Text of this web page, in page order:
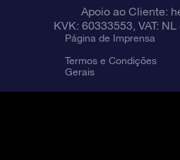
Apoio ao Cliente:
KVK: 60333553, VAT:
Página de Imprensa
Termos e Condições
Gerais